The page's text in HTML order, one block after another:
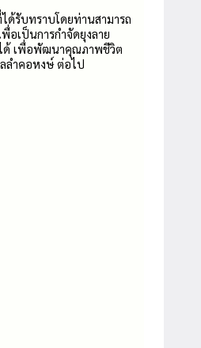
รับทราบโดยท่านสามารถ
อเป็นการกำจัดยุงลาย
ได้ เพื่อพัฒนาคุณภาพชีวิต
ลำคอหงษ์ ต่อไป